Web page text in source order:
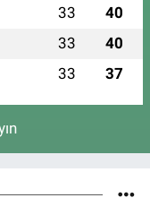
33 40
33 40
33 37